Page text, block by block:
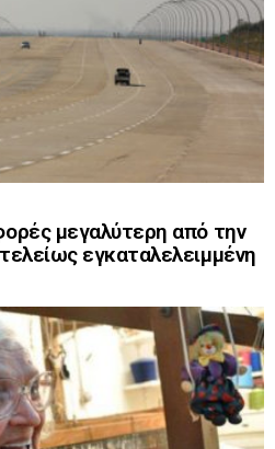
μεγαλύτερη από την
εγκαταλελειμμένη